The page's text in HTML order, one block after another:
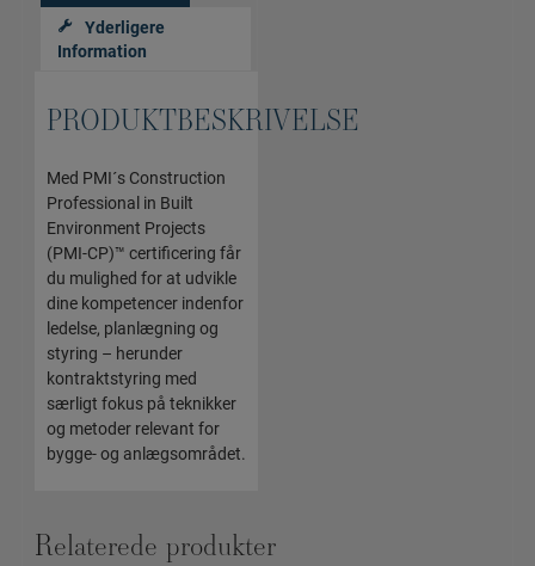
Yderligere
Information
PRODUKTBESKRIVELSE
Med PMI´s Construction
Professional in Built
Environment Projects
(PMI-CP)™ certificering får
du mulighed for at udvikle
dine kompetencer indenfor
ledelse, planlægning og
styring – herunder
kontraktstyring med
særligt fokus på teknikker
og metoder relevant for
bygge- og anlægsområdet.
Relaterede produkter